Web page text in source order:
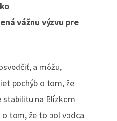
vážnu výzvu pre
a môžu,
pochýb o tom, že
stabilitu na Blízkom
tom, že to bol vodca